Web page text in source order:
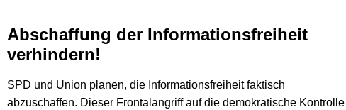
Abschaffung der Informationsfreiheit
verhindern!
SPD und Union planen, die Informationsfreiheit faktisch
abzuschaffen. Dieser Frontalangriff auf die demokratische Kontrolle